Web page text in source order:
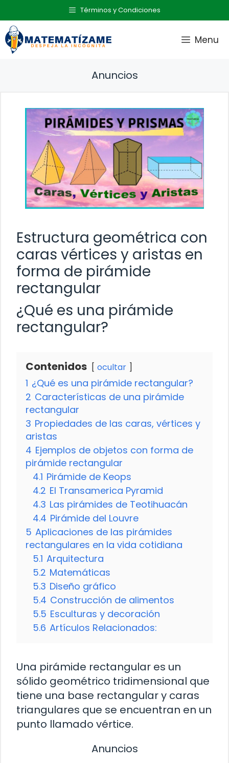
al
contenido
Términos y Condiciones
Menu
Anuncios
Estructura geométrica con
caras vértices y aristas en
forma de pirámide
rectangular
¿Qué es una pirámide
rectangular?
Contenidos ocultar
1 ¿Qué es una pirámide rectangular?
2 Características de una pirámide
rectangular
3 Propiedades de las caras, vértices y
aristas
4 Ejemplos de objetos con forma de
pirámide rectangular
4.1 Pirámide de Keops
4.2 El Transamerica Pyramid
4.3 Las pirámides de Teotihuacán
4.4 Pirámide del Louvre
5 Aplicaciones de las pirámides
rectangulares en la vida cotidiana
5.1 Arquitectura
5.2 Matemáticas
5.3 Diseño gráfico
5.4 Construcción de alimentos
5.5 Esculturas y decoración
5.6 Artículos Relacionados:
Una pirámide rectangular es un
sólido geométrico tridimensional que
tiene una base rectangular y caras
triangulares que se encuentran en un
punto llamado vértice.
Anuncios